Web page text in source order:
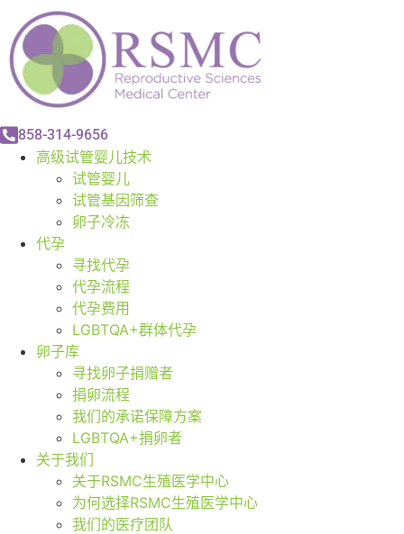
858-314-9656
高级试管婴儿技术
试管婴儿
试管基因筛查
卵子冷冻
代孕
寻找代孕
代孕流程
代孕费用
LGBTQA+群体代孕
卵子库
寻找卵子捐赠者
捐卵流程
我们的承诺保障方案
LGBTQA+捐卵者
关于我们
关于RSMC生殖医学中心
为何选择RSMC生殖医学中心
我们的医疗团队